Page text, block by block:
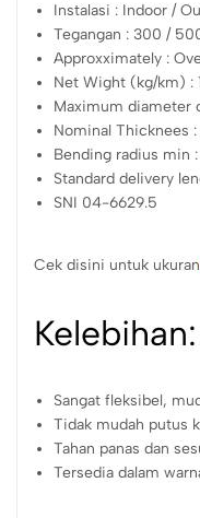
Instalasi : Indoor /
Tegangan : 300 /
Approxximately :
Net Wight (kg/km) :
Maximum diameter
Nominal Thicknees
Bending radius min
Standard delivery
SNI 04-6629.5
Cek disini untuk ukuran
Kelebihan:
Sangat fleksibel,
Tidak mudah putus
Tahan panas dan
Tersedia dalam